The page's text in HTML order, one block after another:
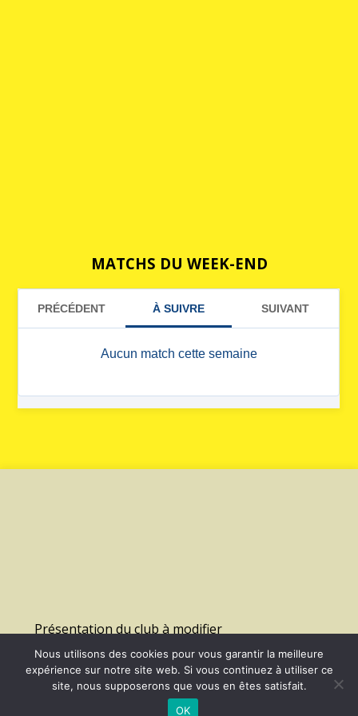
MATCHS DU WEEK-END
Présentation du club à modifier
2026 - Us Lagny Montevrain Handball | Site internet réalisé par
Nous utilisons des cookies pour vous garantir la meilleure
expérience sur notre site web. Si vous continuez à utiliser ce
site, nous supposerons que vous en êtes satisfait.
OK